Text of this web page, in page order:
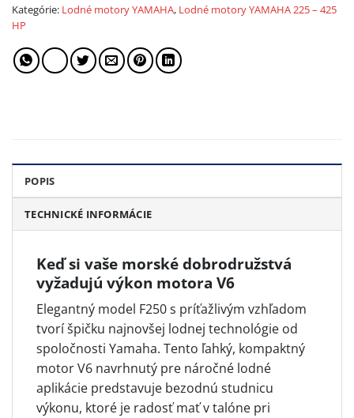
Kategórie: Lodné motory YAMAHA, Lodné motory YAMAHA 225 – 425
HP
POPIS
TECHNICKÉ INFORMÁCIE
Keď si vaše morské dobrodružstvá
vyžadujú výkon motora V6
Elegantný model F250 s príťažlivým vzhľadom
tvorí špičku najnovšej lodnej technológie od
spoločnosti Yamaha. Tento ľahký, kompaktný
motor V6 navrhnutý pre náročné lodné
aplikácie predstavuje bezodnú studnicu
výkonu, ktoré je radosť mať v talóne pri